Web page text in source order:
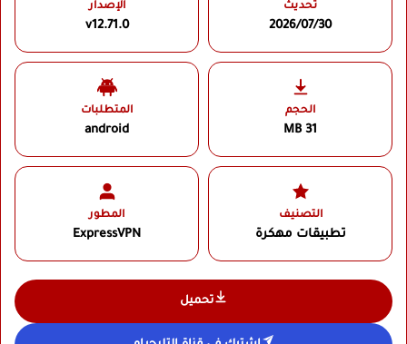
تحديث
2026/07/30
الإصدار
v12.71.0
الحجم
31 MB
المتطلبات
android
التصنيف
تطبيقات مهكرة
المطور
ExpressVPN‏
تحميل